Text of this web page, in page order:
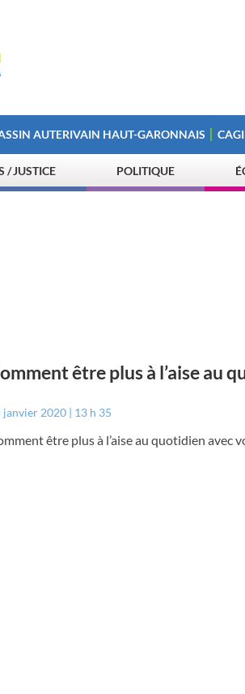
AUTERIVAIN HAUT-GARONNAIS
/ JUSTICE POLITIQUE
être plus à l’aise au
janvier 2020 13 h 35
être plus à l’aise au quotidien avec